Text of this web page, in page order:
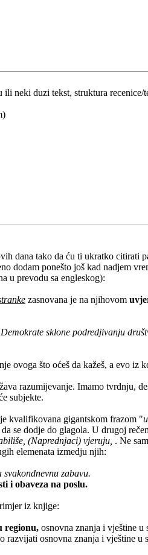
neki duzi tekst, struktura recenice/
dana tako da ću ti ukratko
dodam ponešto još kad nadjem
u prevodu sa engleskog):
zasnovana je na njihovom
sklone podredjivanju
ovoga što oćeš da kažeš, a evo iz
razumijevanje. Imamo tvrdnju,
subjekte.
kvalifikovana gigantskom frazom "
se dodje do glagola. U drugoj
(Naprednjaci) vjeruju, . Ne
elemenata izmedju njih:
svakondnevnu zabavu.
i obaveza na poslu.
iz knjige:
regionu, osnovna znanja i vještine
razvijati osnovna znanja i vještine